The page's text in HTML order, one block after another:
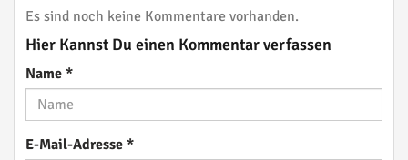
Es sind noch keine Kommentare vorhanden.
Hier Kannst Du einen Kommentar verfassen
Name *
E-Mail-Adresse *